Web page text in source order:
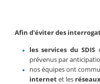
Afin d'éviter des
les services du SDIS
prévenus par
nos équipes ont
internetet les